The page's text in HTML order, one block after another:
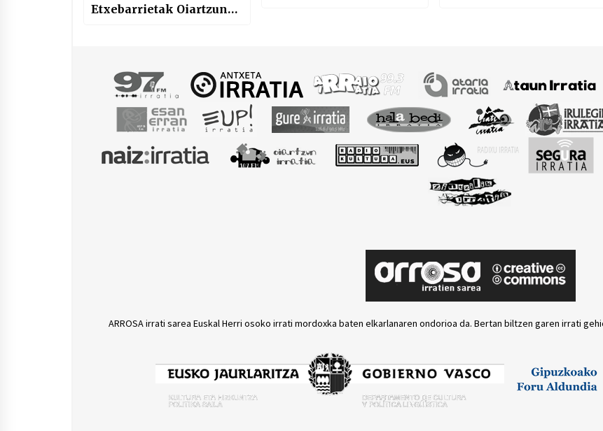
Etxebarrietak Oiartzun
ARROSA irrati sarea Euskal Herri osoko irrati mordoxka baten elkarlanaren ondorioa da. Bertan biltzen garen irrati